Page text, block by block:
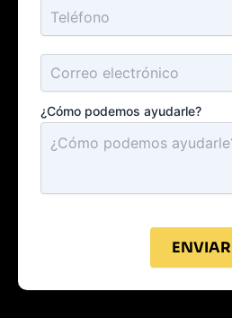
¿Cómo podemos ayudarle?
ENVIAR